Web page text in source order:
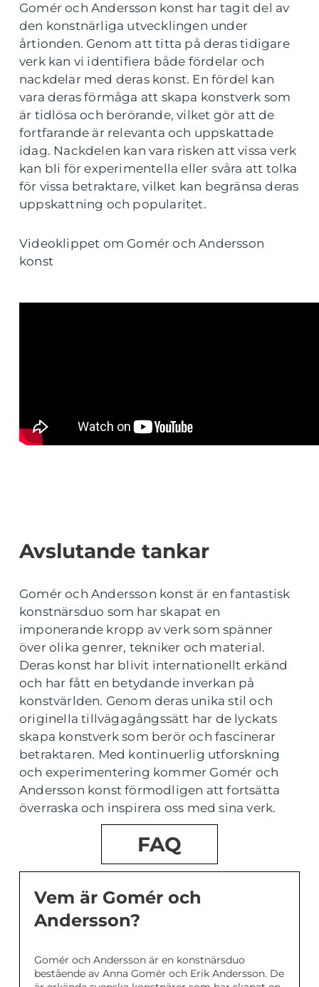
Gomér och Andersson konst har tagit del av
den konstnärliga utvecklingen under
årtionden. Genom att titta på deras tidigare
verk kan vi identifiera både fördelar och
nackdelar med deras konst. En fördel kan
vara deras förmåga att skapa konstverk som
är tidlösa och berörande, vilket gör att de
fortfarande är relevanta och uppskattade
idag. Nackdelen kan vara risken att vissa verk
kan bli för experimentella eller svåra att tolka
för vissa betraktare, vilket kan begränsa deras
uppskattning och popularitet.
Videoklippet om Gomér och Andersson
konst
Avslutande tankar
Gomér och Andersson konst är en fantastisk
konstnärsduo som har skapat en
imponerande kropp av verk som spänner
över olika genrer, tekniker och material.
Deras konst har blivit internationellt erkänd
och har fått en betydande inverkan på
konstvärlden. Genom deras unika stil och
originella tillvägagångssätt har de lyckats
skapa konstverk som berör och fascinerar
betraktaren. Med kontinuerlig utforskning
och experimentering kommer Gomér och
Andersson konst förmodligen att fortsätta
överraska och inspirera oss med sina verk.
FAQ
Vem är Gomér och
Andersson?
Gomér och Andersson är en konstnärsduo
bestående av Anna Gomér och Erik Andersson. De